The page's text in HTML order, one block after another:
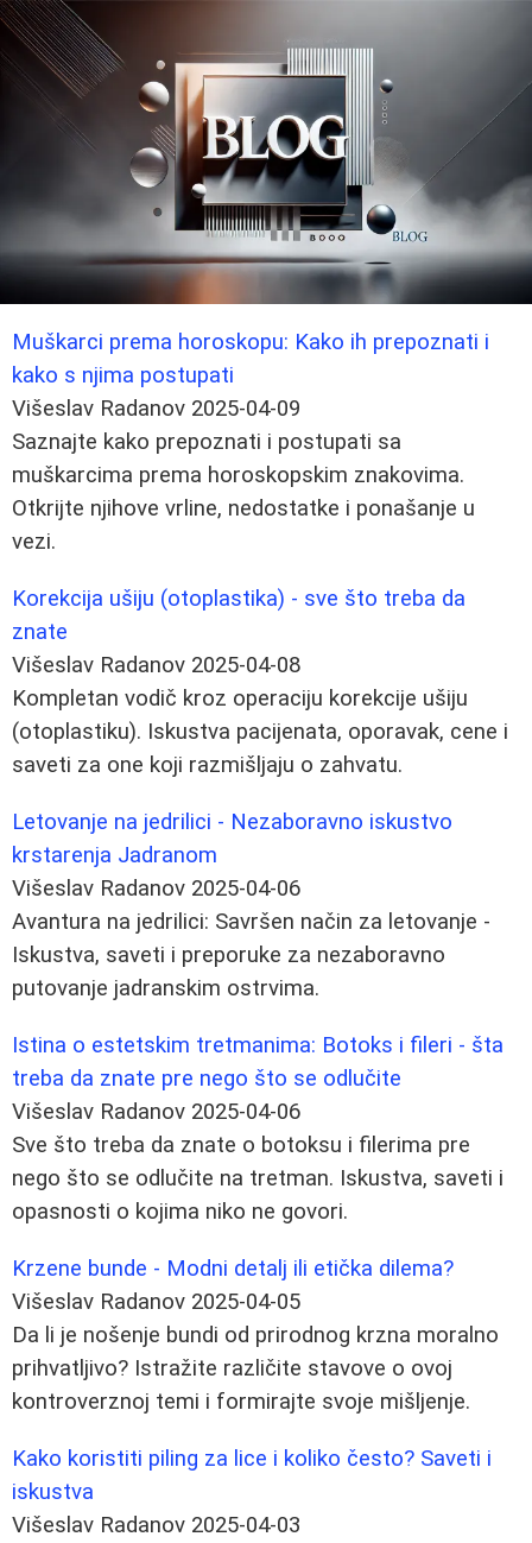
Muškarci prema horoskopu: Kako ih prepoznati i
kako s njima postupati
Višeslav Radanov 2025-04-09
Saznajte kako prepoznati i postupati sa
muškarcima prema horoskopskim znakovima.
Otkrijte njihove vrline, nedostatke i ponašanje u
vezi.
Korekcija ušiju (otoplastika) - sve što treba da
znate
Višeslav Radanov 2025-04-08
Kompletan vodič kroz operaciju korekcije ušiju
(otoplastiku). Iskustva pacijenata, oporavak, cene i
saveti za one koji razmišljaju o zahvatu.
Letovanje na jedrilici - Nezaboravno iskustvo
krstarenja Jadranom
Višeslav Radanov 2025-04-06
Avantura na jedrilici: Savršen način za letovanje -
Iskustva, saveti i preporuke za nezaboravno
putovanje jadranskim ostrvima.
Istina o estetskim tretmanima: Botoks i fileri - šta
treba da znate pre nego što se odlučite
Višeslav Radanov 2025-04-06
Sve što treba da znate o botoksu i filerima pre
nego što se odlučite na tretman. Iskustva, saveti i
opasnosti o kojima niko ne govori.
Krzene bunde - Modni detalj ili etička dilema?
Višeslav Radanov 2025-04-05
Da li je nošenje bundi od prirodnog krzna moralno
prihvatljivo? Istražite različite stavove o ovoj
kontroverznoj temi i formirajte svoje mišljenje.
Kako koristiti piling za lice i koliko često? Saveti i
iskustva
Višeslav Radanov 2025-04-03